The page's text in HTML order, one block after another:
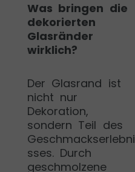
Was bringen die
dekorierten
Glasränder
wirklich?
Der Glasrand ist
nicht nur
Dekoration,
sondern Teil des
Geschmackserlebni
sses. Durch
geschmolzene